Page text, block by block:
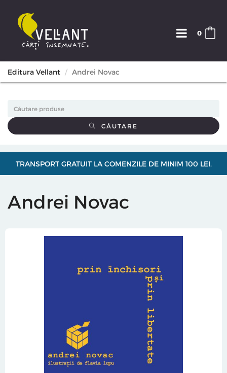
0
Editura Vellant Andrei Novac
CĂUTARE
TRANSPORT GRATUIT LA COMENZILE DE MINIM 100 LEI.
Andrei Novac